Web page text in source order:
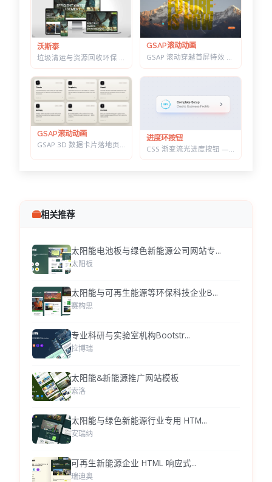
沃斯泰
垃圾清运与资源回收环保 HTML 建站模板 | 再生利用/安全处置/环卫服务商官网
GSAP滚动动画
GSAP滚动动画
GSAP 3D 数据卡片落地页 — 滚动分屏动画与鼠标跟随倾斜布局效果
进度环按钮
CSS 渐变流光进度按钮 — 底部光晕描边，悬停自动涨进度
相关推荐
太阳能电池板与绿色新能源公司网站专...
太阳板
太阳能与可再生能源等环保科技企业B...
赛构思
专业科研与实验室机构Bootstr...
拉博瑞
太阳能&新能源推广网站模板
索洛
太阳能与绿色新能源行业专用 HTM...
安瑞纳
可再生新能源企业 HTML 响应式...
瑞迪奥